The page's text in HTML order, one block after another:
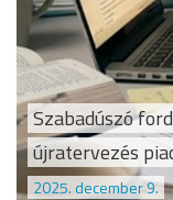
Szabadúszó
újratervezés
2025. december 9.